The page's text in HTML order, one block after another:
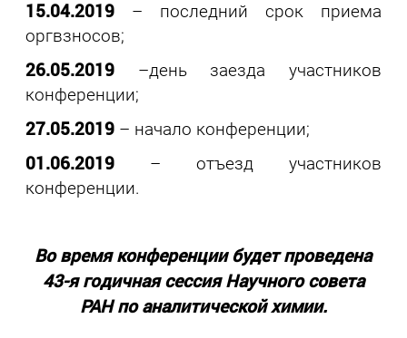
15.04.2019 – последний срок приема
оргвзносов;
26.05.2019
–день заезда участников
конференции;
27.05.2019 – начало конференции;
01.06.2019 – отъезд участников
конференции.
Во время конференции будет проведена
43-я годичная сессия Научного совета
РАН по аналитической химии.